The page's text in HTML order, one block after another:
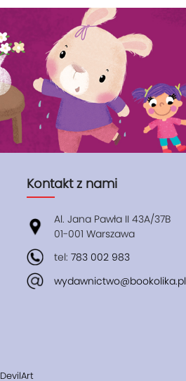
Kontakt z nami
Al. Jana Pawła II 43A/37B
01-001 Warszawa
tel: 783 002 983
wydawnictwo@bookolika.pl
DevilArt